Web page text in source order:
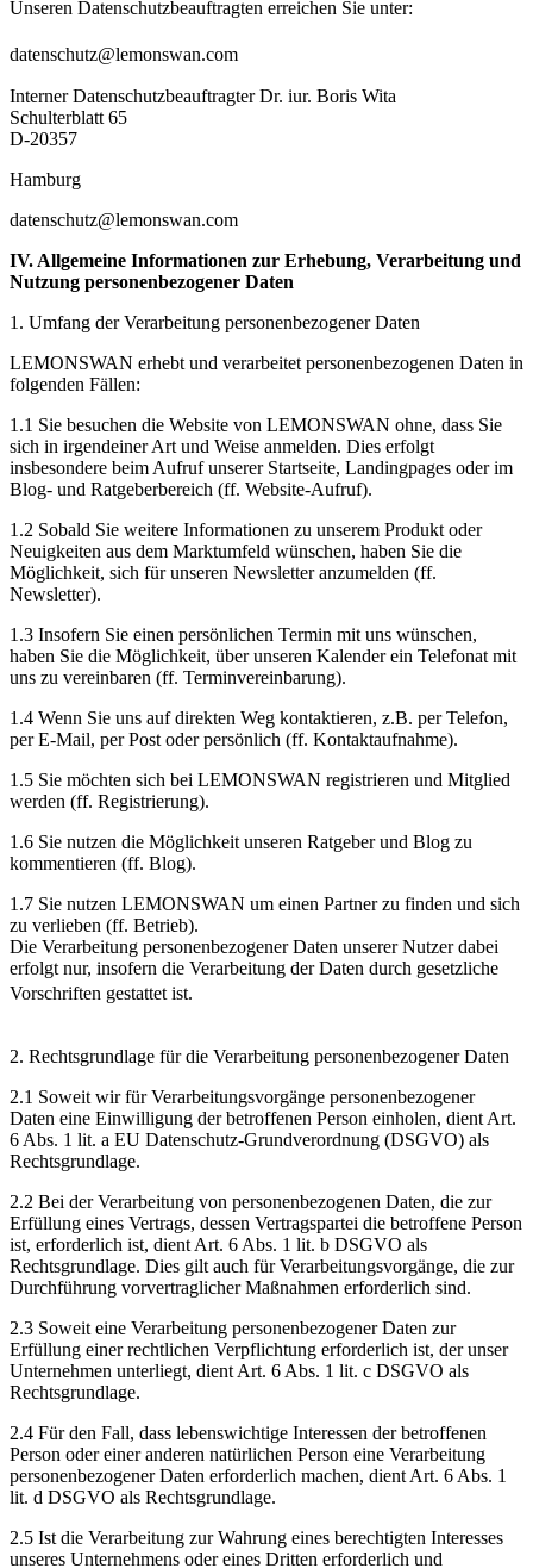
Unseren Datenschutzbeauftragten erreichen Sie unter:
datenschutz@lemonswan.com
Interner Datenschutzbeauftragter Dr. iur. Boris Wita
Schulterblatt 65
D-20357
Hamburg
datenschutz@lemonswan.com
IV. Allgemeine Informationen zur Erhebung, Verarbeitung und
Nutzung personenbezogener Daten
1. Umfang der Verarbeitung personenbezogener Daten
LEMONSWAN erhebt und verarbeitet personenbezogenen Daten in
folgenden Fällen:
1.1 Sie besuchen die Website von LEMONSWAN ohne, dass Sie
sich in irgendeiner Art und Weise anmelden. Dies erfolgt
insbesondere beim Aufruf unserer Startseite, Landingpages oder im
Blog- und Ratgeberbereich (ff. Website-Aufruf).
1.2 Sobald Sie weitere Informationen zu unserem Produkt oder
Neuigkeiten aus dem Marktumfeld wünschen, haben Sie die
Möglichkeit, sich für unseren Newsletter anzumelden (ff.
Newsletter).
1.3 Insofern Sie einen persönlichen Termin mit uns wünschen,
haben Sie die Möglichkeit, über unseren Kalender ein Telefonat mit
uns zu vereinbaren (ff. Terminvereinbarung).
1.4 Wenn Sie uns auf direkten Weg kontaktieren, z.B. per Telefon,
per E-Mail, per Post oder persönlich (ff. Kontaktaufnahme).
1.5 Sie möchten sich bei LEMONSWAN registrieren und Mitglied
werden (ff. Registrierung).
1.6 Sie nutzen die Möglichkeit unseren Ratgeber und Blog zu
kommentieren (ff. Blog).
1.7 Sie nutzen LEMONSWAN um einen Partner zu finden und sich
zu verlieben (ff. Betrieb).
Die Verarbeitung personenbezogener Daten unserer Nutzer dabei
erfolgt nur, insofern die Verarbeitung der Daten durch gesetzliche
Vorschriften gestattet ist.
2. Rechtsgrundlage für die Verarbeitung personenbezogener Daten
2.1 Soweit wir für Verarbeitungsvorgänge personenbezogener
Daten eine Einwilligung der betroffenen Person einholen, dient Art.
6 Abs. 1 lit. a EU Datenschutz-Grundverordnung (DSGVO) als
Rechtsgrundlage.
2.2 Bei der Verarbeitung von personenbezogenen Daten, die zur
Erfüllung eines Vertrags, dessen Vertragspartei die betroffene Person
ist, erforderlich ist, dient Art. 6 Abs. 1 lit. b DSGVO als
Rechtsgrundlage. Dies gilt auch für Verarbeitungsvorgänge, die zur
Durchführung vorvertraglicher Maßnahmen erforderlich sind.
2.3 Soweit eine Verarbeitung personenbezogener Daten zur
Erfüllung einer rechtlichen Verpflichtung erforderlich ist, der unser
Unternehmen unterliegt, dient Art. 6 Abs. 1 lit. c DSGVO als
Rechtsgrundlage.
2.4 Für den Fall, dass lebenswichtige Interessen der betroffenen
Person oder einer anderen natürlichen Person eine Verarbeitung
personenbezogener Daten erforderlich machen, dient Art. 6 Abs. 1
lit. d DSGVO als Rechtsgrundlage.
2.5 Ist die Verarbeitung zur Wahrung eines berechtigten Interesses
unseres Unternehmens oder eines Dritten erforderlich und